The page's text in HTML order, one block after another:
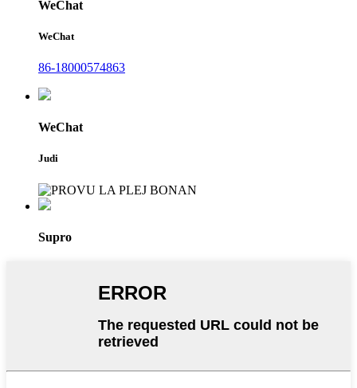
WeChat
WeChat
86-18000574863
WeChat
Judi
Supro